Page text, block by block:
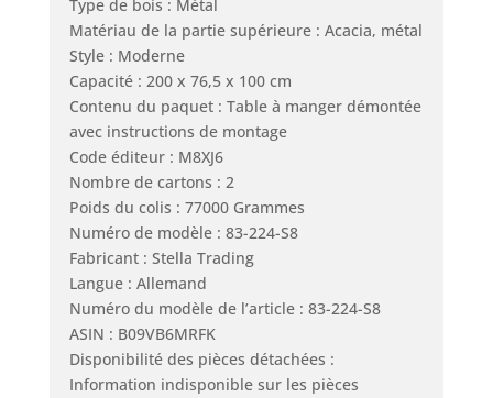
Type de bois : Métal
Matériau de la partie supérieure : Acacia, métal
Style : Moderne
Capacité : 200 x 76,5 x 100 cm
Contenu du paquet : Table à manger démontée
avec instructions de montage
Code éditeur : M8XJ6
Nombre de cartons : 2
Poids du colis : 77000 Grammes
Numéro de modèle : 83-224-S8
Fabricant : Stella Trading
Langue : Allemand
Numéro du modèle de l’article : 83-224-S8
ASIN : B09VB6MRFK
Disponibilité des pièces détachées :
Information indisponible sur les pièces